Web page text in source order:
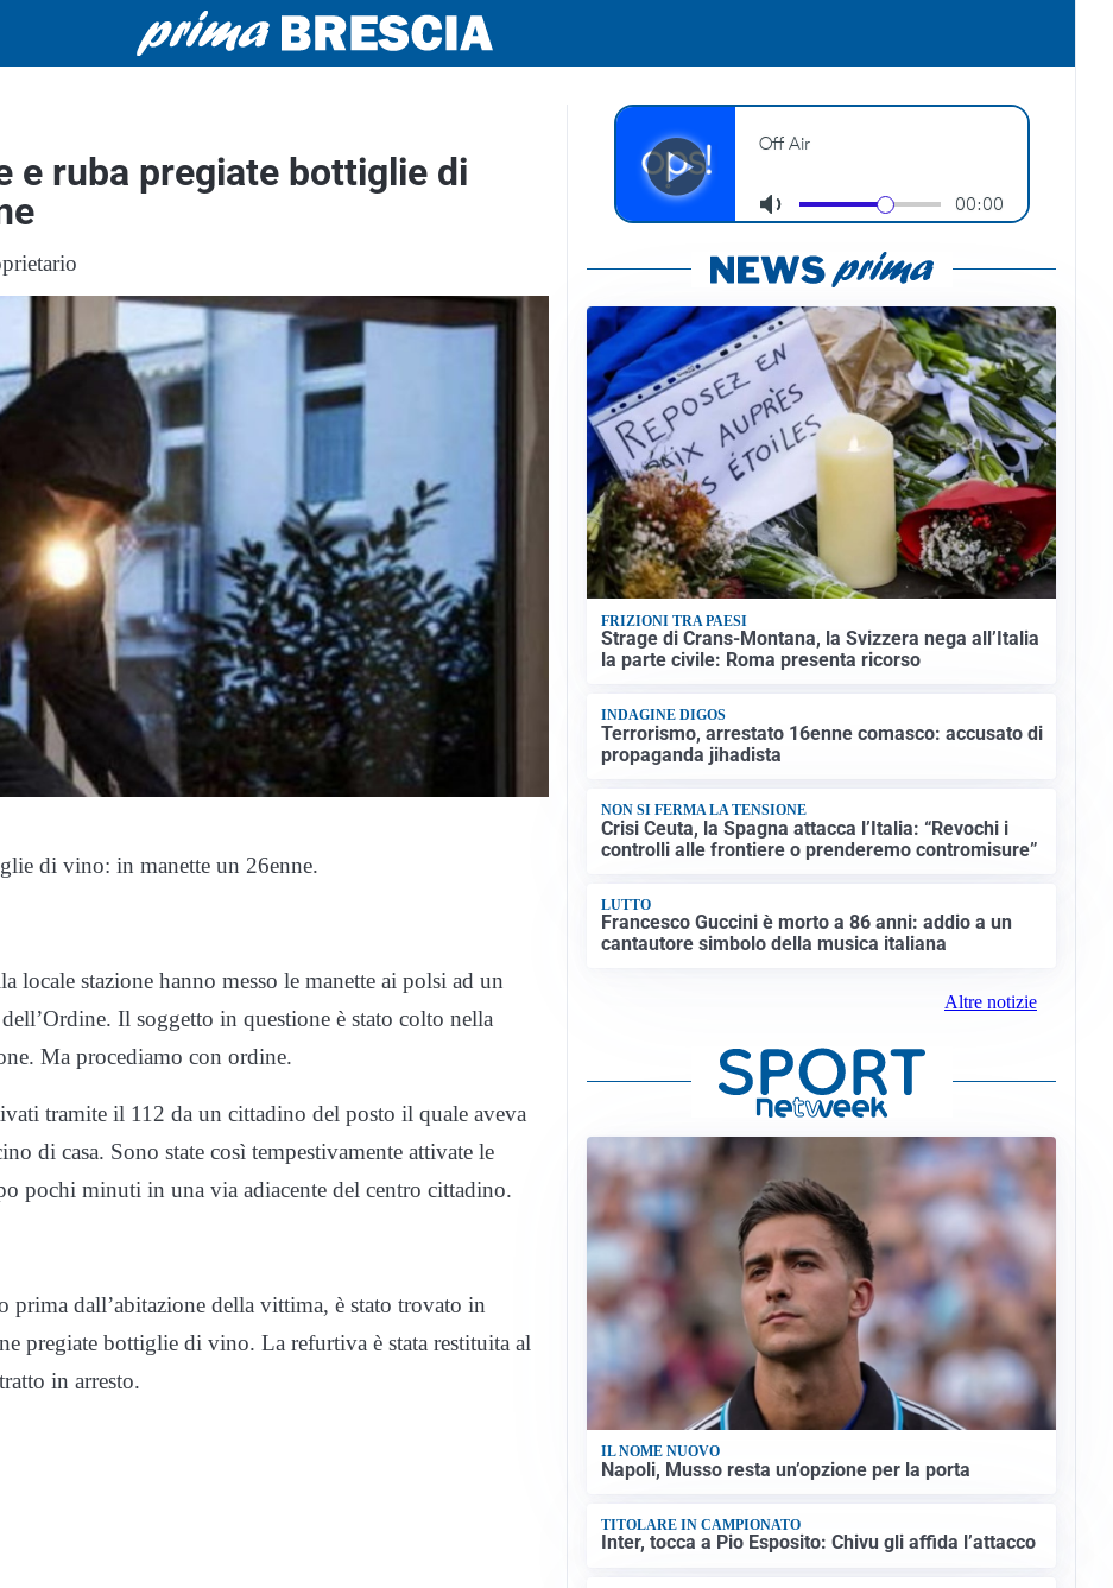
e ruba pregiate bottiglie di
di vino: in manette un 26enne.
locale stazione hanno messo le manette ai polsi ad un
Il soggetto in questione è stato colto nella
Ma procediamo con ordine.
tramite il 112 da un cittadino del posto il quale aveva
di casa. Sono state così tempestivamente attivate le
pochi minuti in una via adiacente del centro cittadino.
prima dall’abitazione della vittima, è stato trovato in
pregiate bottiglie di vino. La refurtiva è stata restituita al
in arresto.
FRIZIONI TRA PAESI
Strage di Crans-Montana, la Svizzera nega all’Italia
la parte civile: Roma presenta ricorso
INDAGINE DIGOS
Terrorismo, arrestato 16enne comasco: accusato di
propaganda jihadista
NON SI FERMA LA TENSIONE
Crisi Ceuta, la Spagna attacca l’Italia: “Revochi i
controlli alle frontiere o prenderemo contromisure”
LUTTO
Francesco Guccini è morto a 86 anni: addio a un
cantautore simbolo della musica italiana
Altre notizie
IL NOME NUOVO
Napoli, Musso resta un’opzione per la porta
TITOLARE IN CAMPIONATO
Inter, tocca a Pio Esposito: Chivu gli affida l’attacco